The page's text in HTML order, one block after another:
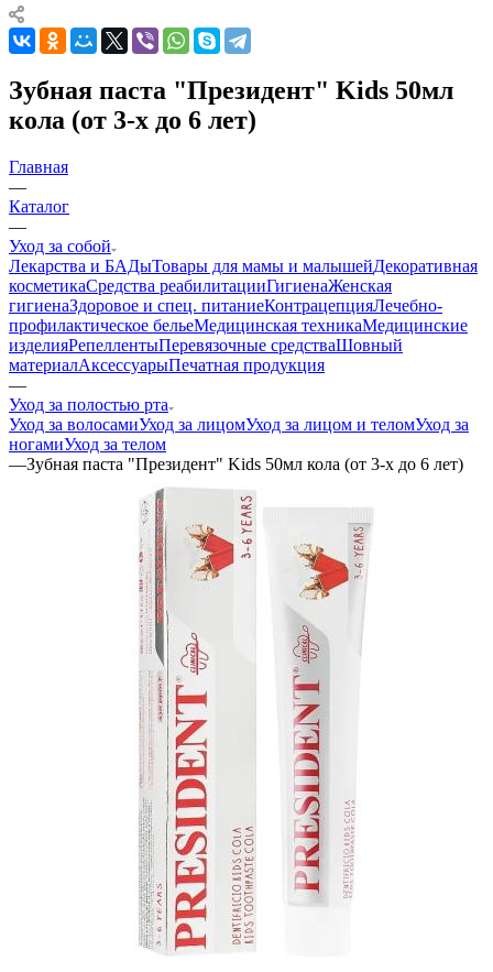
Зубная паста "Президент" Kids 50мл
кола (от 3-х до 6 лет)
Главная
—
Каталог
—
Уход за собой
Лекарства и БАДыТовары для мамы и малышейДекоративная
косметикаСредства реабилитацииГигиенаЖенская
гигиенаЗдоровое и спец. питаниеКонтрацепцияЛечебно-
профилактическое бельеМедицинская техникаМедицинские
изделияРепеллентыПеревязочные средстваШовный
материалАксессуарыПечатная продукция
—
Уход за полостью рта
Уход за волосамиУход за лицомУход за лицом и теломУход за
ногамиУход за телом
—Зубная паста "Президент" Kids 50мл кола (от 3-х до 6 лет)